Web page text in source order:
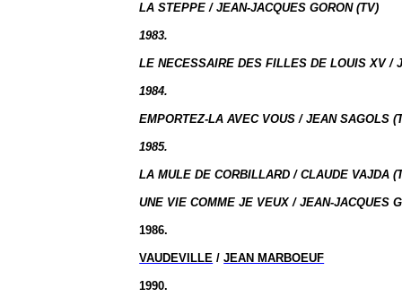
LA STEPPE / JEAN-JACQUES GORON (TV)
1983.
LE NECESSAIRE DES FILLES DE LOUIS XV /
1984.
EMPORTEZ-LA AVEC VOUS / JEAN SAGOLS
1985.
LA MULE DE CORBILLARD / CLAUDE VAJDA
UNE VIE COMME JE VEUX / JEAN-JACQUES
1986.
VAUDEVILLE /JEAN MARBOEUF
1990.